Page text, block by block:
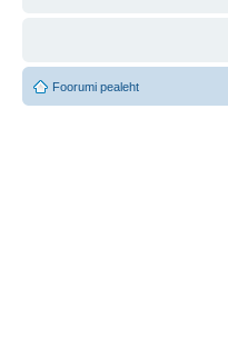
Foorumi pealeht